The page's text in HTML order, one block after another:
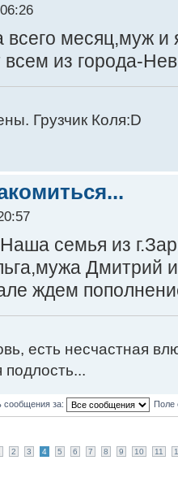
месяц,муж и
из города-
Грузчик Коля:D
семья из
Дмитрий
ждем
есть несчастная
подлость...
сообщения за: Поле
2 3 4 5 6 7 8 9 10 11